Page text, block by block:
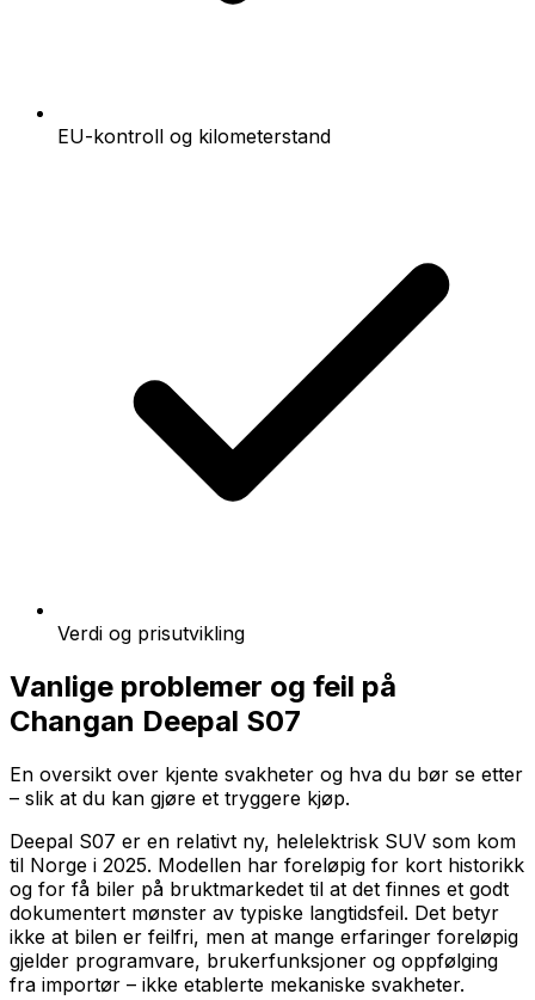
EU-kontroll og kilometerstand
Verdi og prisutvikling
Vanlige problemer og feil på
Changan Deepal S07
En oversikt over kjente svakheter og hva du bør se etter
– slik at du kan gjøre et tryggere kjøp.
Deepal S07 er en relativt ny, helelektrisk SUV som kom
til Norge i 2025. Modellen har foreløpig for kort historikk
og for få biler på bruktmarkedet til at det finnes et godt
dokumentert mønster av typiske langtidsfeil. Det betyr
ikke at bilen er feilfri, men at mange erfaringer foreløpig
gjelder programvare, brukerfunksjoner og oppfølging
fra importør – ikke etablerte mekaniske svakheter.